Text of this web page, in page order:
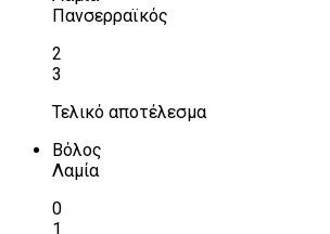
Πανσερραϊκός
2
3
Τελικό αποτέλεσμα
Βόλος
Λαμία
0
1